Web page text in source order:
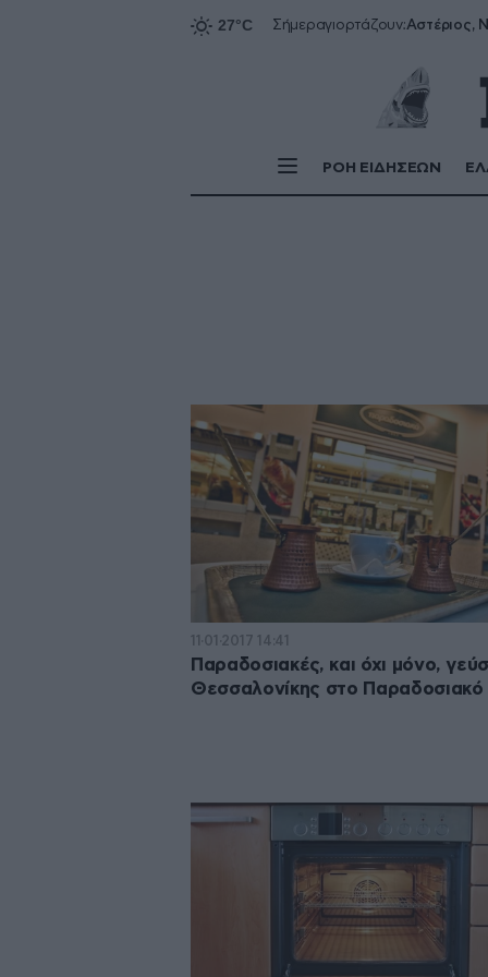
Σήμεραγιορτάζουν:Αστέριος,
ΡΟΗ ΕΙΔΗΣΕΩΝ
11·01·2017 14:41
Παραδοσιακές, και όχι μόνο,
Θεσσαλονίκης στο Παραδοσιακό